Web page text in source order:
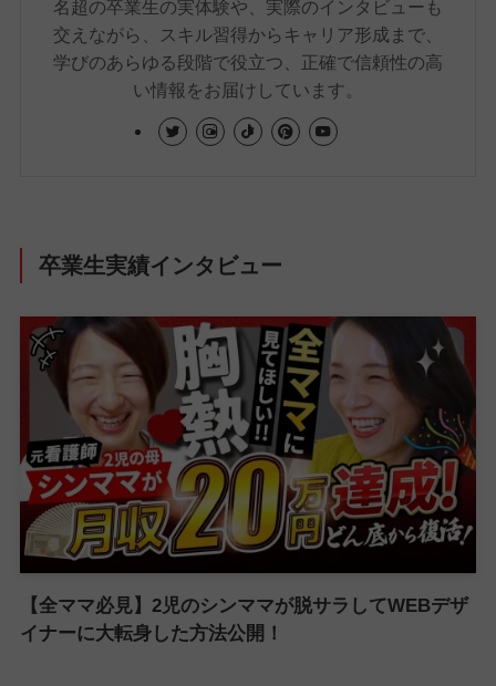
名超の卒業生の実体験や、実際のインタビューも
交えながら、スキル習得からキャリア形成まで、
学びのあらゆる段階で役立つ、正確で信頼性の高
い情報をお届けしています。
卒業生実績インタビュー
【全ママ必見】2児のシンママが脱サラしてWEBデザ
イナーに大転身した方法公開！